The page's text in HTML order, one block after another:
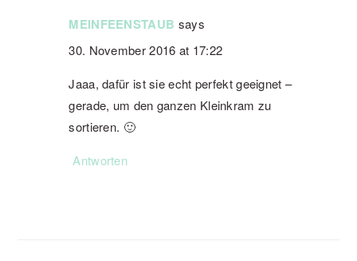
MEINFEENSTAUB says
30. November 2016 at 17:22
Jaaa, dafür ist sie echt perfekt geeignet –
gerade, um den ganzen Kleinkram zu
sortieren. 🙂
Antworten